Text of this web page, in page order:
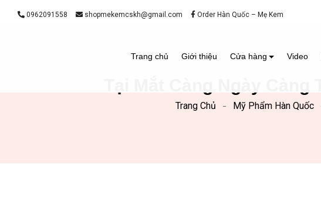
0962091558 shopmekemcskh@gmail.com Order Hàn Quốc – Mẹ Kem
Trang chủ Giới thiệu Cửa hàng Video
Trang Chủ Mỹ Phẩm Hàn Quốc